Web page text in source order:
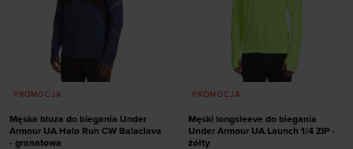
PROMOCJA
Męska bluza do biegania Under
Armour UA Halo Run CW Balaclava
- granatowa
PROMOCJA
Męski longsleeve do biegania
Under Armour UA Launch 1/4 ZIP -
żółty